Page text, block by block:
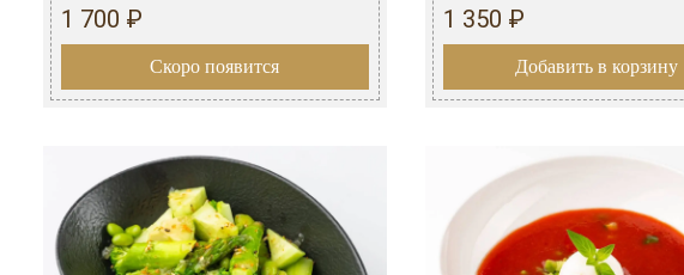
1 700 ₽
Скоро появится
1 350 ₽
Добавить в корзину